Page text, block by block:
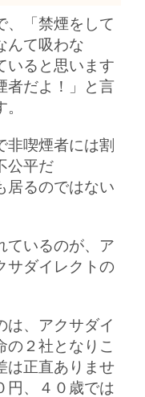
、「禁煙をして
んて吸わな
いると思います
者だよ！」と言
非喫煙者には割
公平だ
居るのではない
ているのが、ア
サダイレクトの
は、アクサダイ
の２社となりこ
は正直ありませ
円、４０歳では